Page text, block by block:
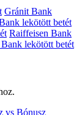
Gránit Bank
lekötött betét
Raiffeisen Bank
lekötött betét
vs Bónusz